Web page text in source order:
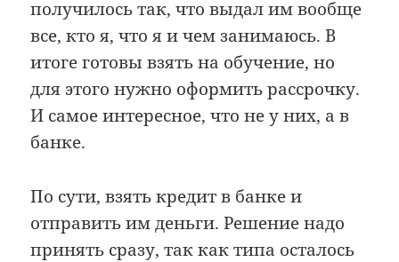
получилось так, что выдал им вообще
все, кто я, что я и чем занимаюсь. В
итоге готовы взять на обучение, но
для этого нужно оформить рассрочку.
И самое интересное, что не у них, а в
банке.
По сути, взять кредит в банке и
отправить им деньги. Решение надо
принять сразу, так как типа осталось